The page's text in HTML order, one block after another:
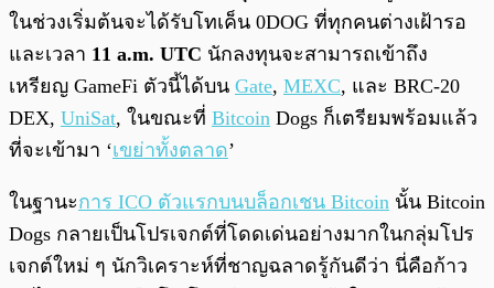
ในช่วงเริ่มต้นจะได้รับโทเค็น 0DOG ที่ทุกคนต่างเฝ้ารอ
และเวลา 11 a.m. UTC นักลงทุนจะสามารถเข้าถึง
เหรียญ GameFi ตัวนี้ได้บน Gate, MEXC, และ BRC-20
DEX, UniSat, ในขณะที่ Bitcoin Dogs ก็เตรียมพร้อมแล้ว
ที่จะเข้ามา ‘เขย่าทั้งตลาด’
ในฐานะการ ICO ตัวแรกบนบล็อกเชน Bitcoin นั้น Bitcoin
Dogs กลายเป็นโปรเจกต์ที่โดดเด่นอย่างมากในกลุ่มโปร
เจกต์ใหม่ ๆ นักวิเคราะห์ที่ชาญฉลาดรู้กันดีว่า นี่คือก้าว